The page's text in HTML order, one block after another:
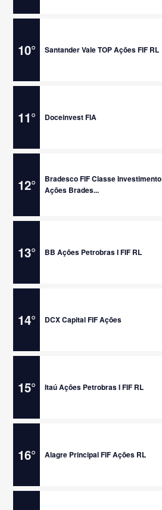
10° Santander Vale TOP Ações FIF RL
11° Doceinvest FIA
12°
Bradesco FIF Classe Investimento
Ações Brades...
13° BB Ações Petrobras I FIF RL
14° DCX Capital FIF Ações
15° Itaú Ações Petrobras I FIF RL
16° Alagre Principal FIF Ações RL